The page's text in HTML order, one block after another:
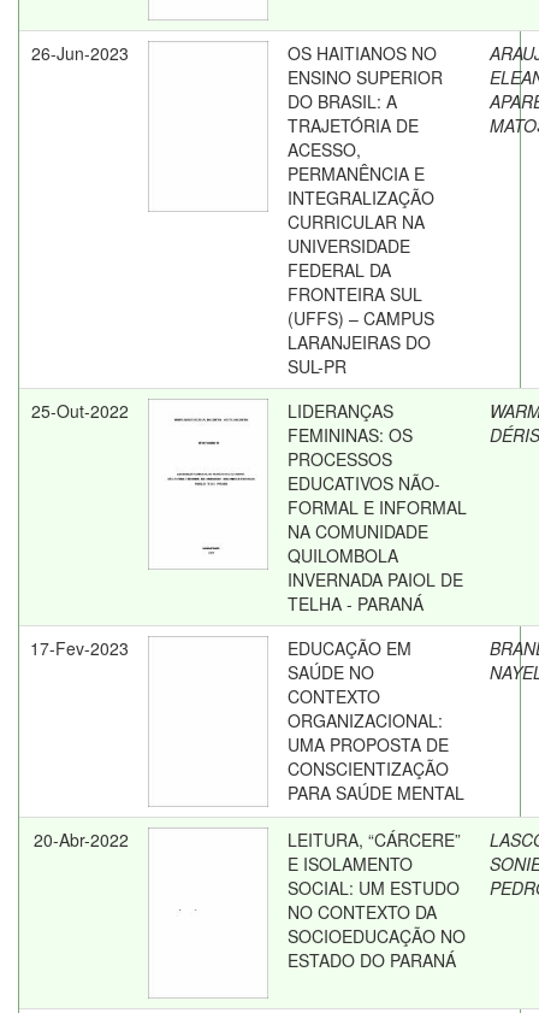
26-Jun-2023
OS HAITIANOS NO
ENSINO SUPERIOR
DO BRASIL: A
TRAJETÓRIA DE
ACESSO,
PERMANÊNCIA E
INTEGRALIZAÇÃO
CURRICULAR NA
UNIVERSIDADE
FEDERAL DA
FRONTEIRA SUL
(UFFS) – CAMPUS
LARANJEIRAS DO
SUL-PR
25-Out-2022
LIDERANÇAS
FEMININAS: OS
PROCESSOS
EDUCATIVOS NÃO-
FORMAL E INFORMAL
NA COMUNIDADE
QUILOMBOLA
INVERNADA PAIOL DE
TELHA - PARANÁ
DÉRIS
17-Fev-2023
EDUCAÇÃO EM
SAÚDE NO
CONTEXTO
ORGANIZACIONAL:
UMA PROPOSTA DE
CONSCIENTIZAÇÃO
PARA SAÚDE MENTAL
20-Abr-2022
LEITURA, “CÁRCERE”
E ISOLAMENTO
SOCIAL: UM ESTUDO
NO CONTEXTO DA
SOCIOEDUCAÇÃO NO
ESTADO DO PARANÁ